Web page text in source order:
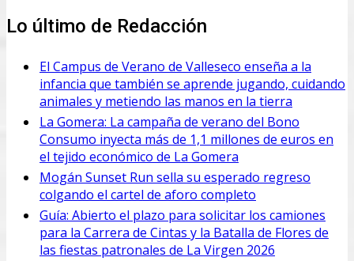
Lo último de Redacción
El Campus de Verano de Valleseco enseña a la
infancia que también se aprende jugando, cuidando
animales y metiendo las manos en la tierra
La Gomera: La campaña de verano del Bono
Consumo inyecta más de 1,1 millones de euros en
el tejido económico de La Gomera
Mogán Sunset Run sella su esperado regreso
colgando el cartel de aforo completo
Guía: Abierto el plazo para solicitar los camiones
para la Carrera de Cintas y la Batalla de Flores de
las fiestas patronales de La Virgen 2026